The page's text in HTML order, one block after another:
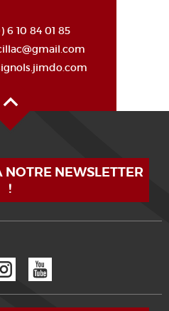
6 10 84 01 85
NEWSLETTER
!